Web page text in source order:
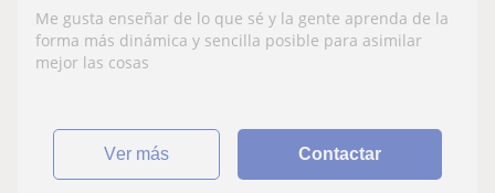
Me gusta enseñar de lo que sé y la gente aprenda de la
forma más dinámica y sencilla posible para asimilar
mejor las cosas
ver más Contactar